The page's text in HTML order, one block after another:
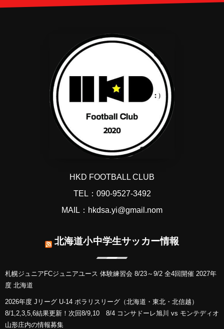
HKD FOOTBALL CLUB
TEL：090-9527-3492
MAIL：hkdsa.yi@gmail.nom
北海道小中学生サッカー情報
札幌ジュニアFCジュニアユース 体験練習会 8/23～9/2 全4回開催 2027年
度 北海道
2026年度 Jリーグ U-14 ポラリスリーグ（北海道・東北・北信越）
8/1,2,3,5,6結果更新！次回8/9,10 8/4 コンサドーレ旭川 vs モンテディオ
山形庄内の情報募集